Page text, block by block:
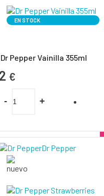
EN STOCK
Dr Pepper Vainilla 355ml
2 €
- +
Dr Pepper